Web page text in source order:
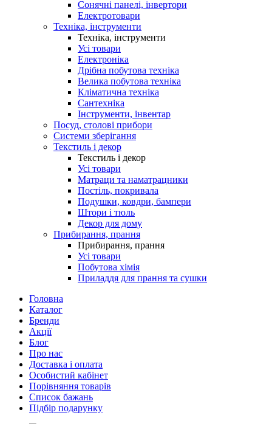
Сонячні панелі, інвертори
Електротовари
Техніка, інструменти
Техніка, інструменти
Усі товари
Електроніка
Дрібна побутова техніка
Велика побутова техніка
Кліматична техніка
Сантехніка
Інструменти, інвентар
Посуд, столові прибори
Системи зберігання
Текстиль і декор
Текстиль і декор
Усі товари
Матраци та наматрацники
Постіль, покривала
Подушки, ковдри, бампери
Штори і тюль
Декор для дому
Прибирання, прання
Прибирання, прання
Усі товари
Побутова хімія
Приладдя для прання та сушки
Головна
Каталог
Бренди
Акції
Блог
Про нас
Доставка і оплата
Особистий кабінет
Порівняння товарів
Список бажань
Підбір подарунку